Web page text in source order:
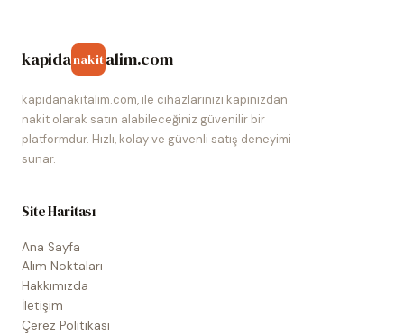
kapidanakitalim.com
kapidanakitalim.com, ile cihazlarınızı kapınızdan
nakit olarak satın alabileceğiniz güvenilir bir
platformdur. Hızlı, kolay ve güvenli satış deneyimi
sunar.
Site Haritası
Ana Sayfa
Alım Noktaları
Hakkımızda
İletişim
Çerez Politikası